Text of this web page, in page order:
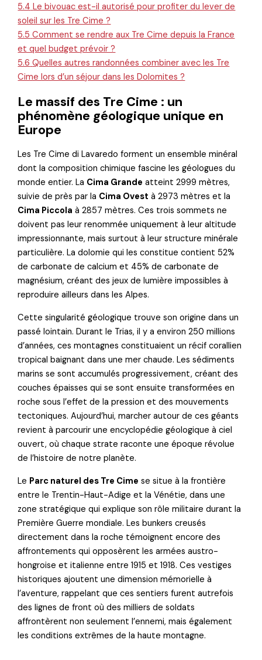
5.4 Le bivouac est-il autorisé pour profiter du lever de
soleil sur les Tre Cime ?
5.5 Comment se rendre aux Tre Cime depuis la France
et quel budget prévoir ?
5.6 Quelles autres randonnées combiner avec les Tre
Cime lors d’un séjour dans les Dolomites ?
Le massif des Tre Cime : un
phénomène géologique unique en
Europe
Les Tre Cime di Lavaredo forment un ensemble minéral
dont la composition chimique fascine les géologues du
monde entier. La Cima Grande atteint 2999 mètres,
suivie de près par la Cima Ovest à 2973 mètres et la
Cima Piccola à 2857 mètres. Ces trois sommets ne
doivent pas leur renommée uniquement à leur altitude
impressionnante, mais surtout à leur structure minérale
particulière. La dolomie qui les constitue contient 52%
de carbonate de calcium et 45% de carbonate de
magnésium, créant des jeux de lumière impossibles à
reproduire ailleurs dans les Alpes.
Cette singularité géologique trouve son origine dans un
passé lointain. Durant le Trias, il y a environ 250 millions
d’années, ces montagnes constituaient un récif corallien
tropical baignant dans une mer chaude. Les sédiments
marins se sont accumulés progressivement, créant des
couches épaisses qui se sont ensuite transformées en
roche sous l’effet de la pression et des mouvements
tectoniques. Aujourd’hui, marcher autour de ces géants
revient à parcourir une encyclopédie géologique à ciel
ouvert, où chaque strate raconte une époque révolue
de l’histoire de notre planète.
Le Parc naturel des Tre Cime se situe à la frontière
entre le Trentin-Haut-Adige et la Vénétie, dans une
zone stratégique qui explique son rôle militaire durant la
Première Guerre mondiale. Les bunkers creusés
directement dans la roche témoignent encore des
affrontements qui opposèrent les armées austro-
hongroise et italienne entre 1915 et 1918. Ces vestiges
historiques ajoutent une dimension mémorielle à
l’aventure, rappelant que ces sentiers furent autrefois
des lignes de front où des milliers de soldats
affrontèrent non seulement l’ennemi, mais également
les conditions extrêmes de la haute montagne.